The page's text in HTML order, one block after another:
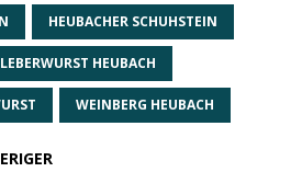
HEUBACHER SCHUHSTEIN
LEBERWURST HEUBACH
WEINBERG HEUBACH